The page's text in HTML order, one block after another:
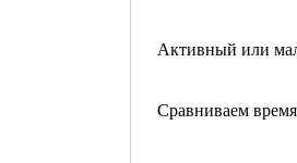
Активный или
Сравниваем время